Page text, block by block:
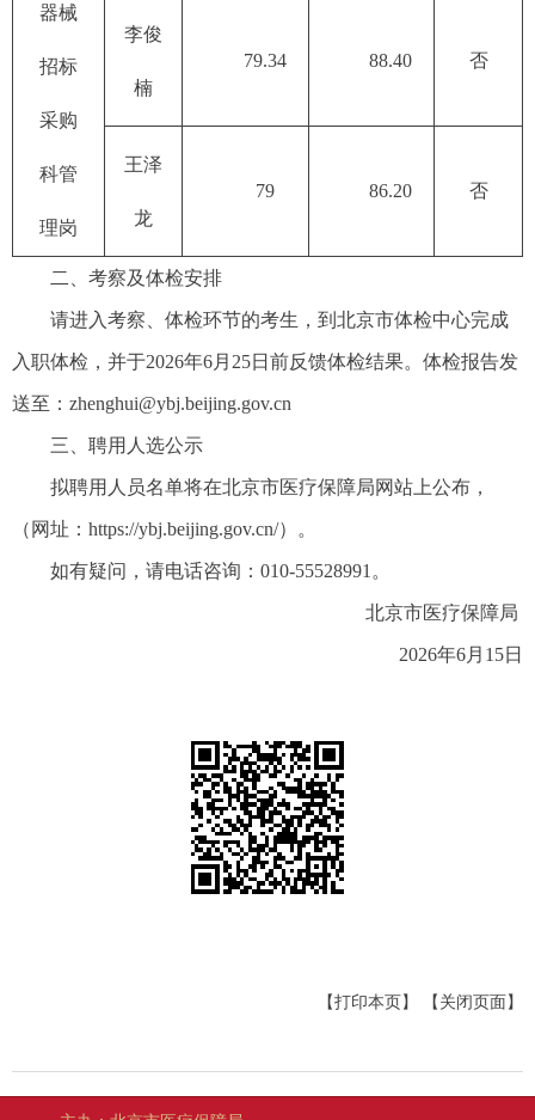
器械
招标
采购
科管
理岗
李俊
楠
79.34 88.40 否
王泽
龙
79 86.20 否
二、考察及体检安排
请进入考察、体检环节的考生，到北京市体检中心完成
入职体检，并于2026年6月25日前反馈体检结果。体检报告发
送至：zhenghui@ybj.beijing.gov.cn
三、聘用人选公示
拟聘用人员名单将在北京市医疗保障局网站上公布，
（网址：https://ybj.beijing.gov.cn/）。
如有疑问，请电话咨询：010-55528991。
北京市医疗保障局
2026年6月15日
【打印本页】 【关闭页面】